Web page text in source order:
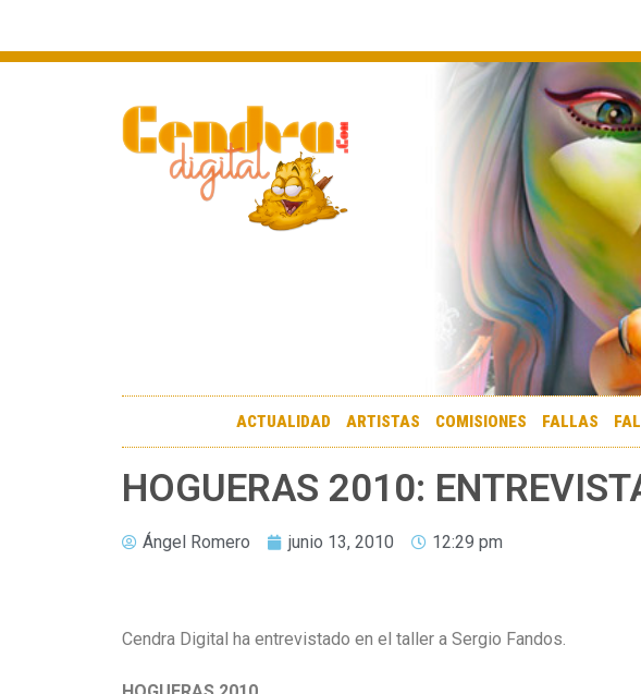
ACTUALIDAD ARTISTAS COMISIONES FALLAS
HOGUERAS 2010:
Ángel Romero junio 13, 2010 12:29 pm
Cendra Digital ha entrevistado en el taller a Sergio Fandos.